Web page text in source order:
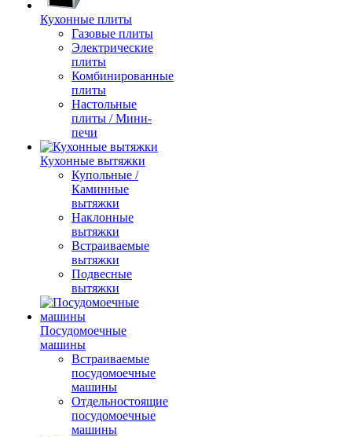
Кухонные плиты
Газовые плиты
Электрические
плиты
Комбинированные
плиты
Настольные
плиты / Мини-
печи
Кухонные вытяжки
Купольные /
Каминные
вытяжки
Наклонные
вытяжки
Встраиваемые
вытяжки
Подвесные
вытяжки
Посудомоечные
машины
Встраиваемые
посудомоечные
машины
Отдельностоящие
посудомоечные
машины